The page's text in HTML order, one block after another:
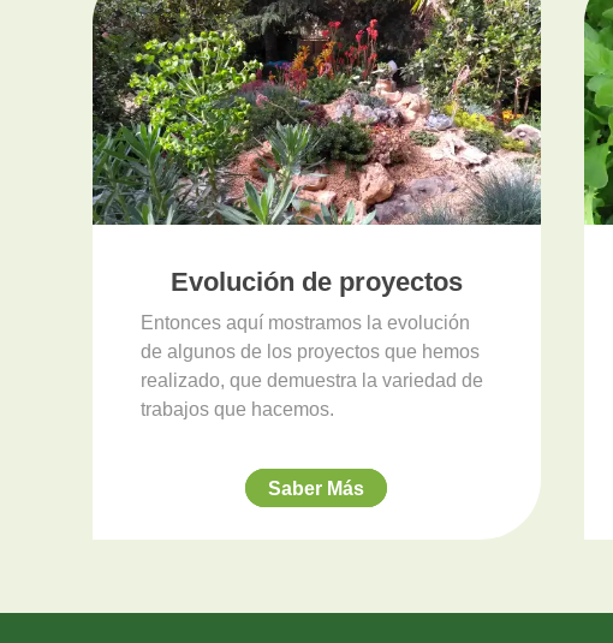
Evolución de proyectos
Entonces aquí mostramos la evolución
de algunos de los proyectos que hemos
realizado, que demuestra la variedad de
trabajos que hacemos.
Saber Más